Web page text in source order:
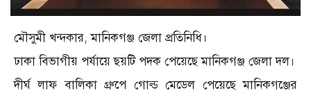
মৌসুমী খন্দকার, মানিকগঞ্জ জেলা প্রতিনিধি।
ঢাকা বিভাগীয় পর্যায়ে ছয়টি পদক পেয়েছে মানিকগঞ্জ জেলা দল।
দীর্ঘ লাফ বালিকা গ্রুপে গোল্ড মেডেল পেয়েছে মানিকগঞ্জের